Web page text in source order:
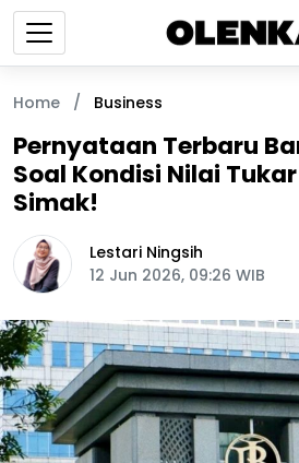
Home / Business
Pernyataan Terbaru
Soal Kondisi Nilai
Simak!
Lestari Ningsih
12 Jun 2026, 09:26 WIB